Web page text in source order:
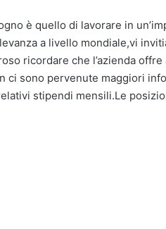
è quello di lavorare in
a livello mondiale,vi
ricordare che l’azienda
ci sono pervenute maggiori
stipendi mensili.Le